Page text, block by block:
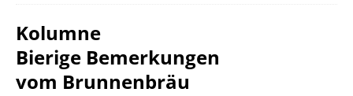
Kolumne
Bierige Bemerkungen
vom Brunnenbräu